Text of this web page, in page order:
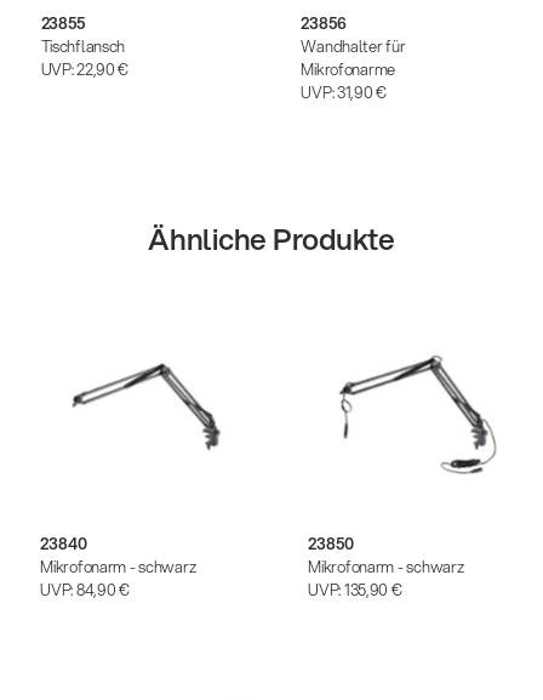
23855
Tischflansch
UVP:22,90 €
23856
Wandhalter für
Mikrofonarme
UVP:31,90 €
Ähnliche Produkte
23840
Mikrofonarm - schwarz
UVP:84,90 €
23850
Mikrofonarm - schwarz
UVP:135,90 €